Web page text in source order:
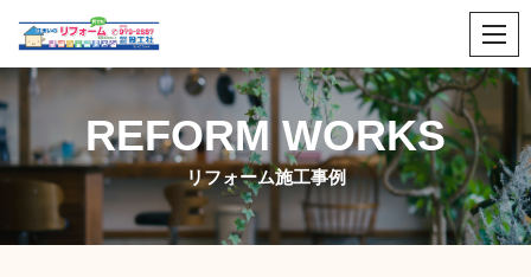
コ
ン
ツ
ス
REFORM WORKS
リフォーム施工事例